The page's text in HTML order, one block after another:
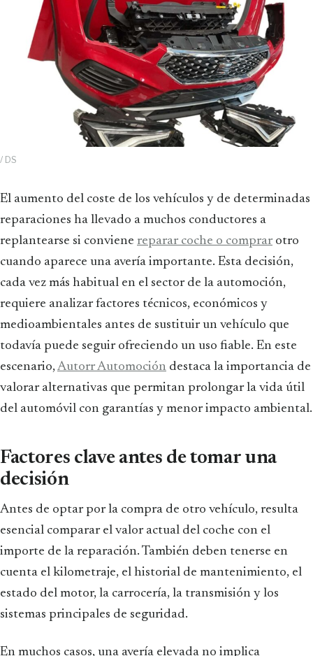
/ DS
El aumento del coste de los vehículos y de determinadas
reparaciones ha llevado a muchos conductores a
replantearse si conviene reparar coche o comprar otro
cuando aparece una avería importante. Esta decisión,
cada vez más habitual en el sector de la automoción,
requiere analizar factores técnicos, económicos y
medioambientales antes de sustituir un vehículo que
todavía puede seguir ofreciendo un uso fiable. En este
escenario,Autorr Automoción destaca la importancia de
valorar alternativas que permitan prolongar la vida útil
del automóvil con garantías y menor impacto ambiental.
Factores clave antes de tomar una
decisión
Antes de optar por la compra de otro vehículo, resulta
esencial comparar el valor actual del coche con el
importe de la reparación. También deben tenerse en
cuenta el kilometraje, el historial de mantenimiento, el
estado del motor, la carrocería, la transmisión y los
sistemas principales de seguridad.
En muchos casos, una avería elevada no implica